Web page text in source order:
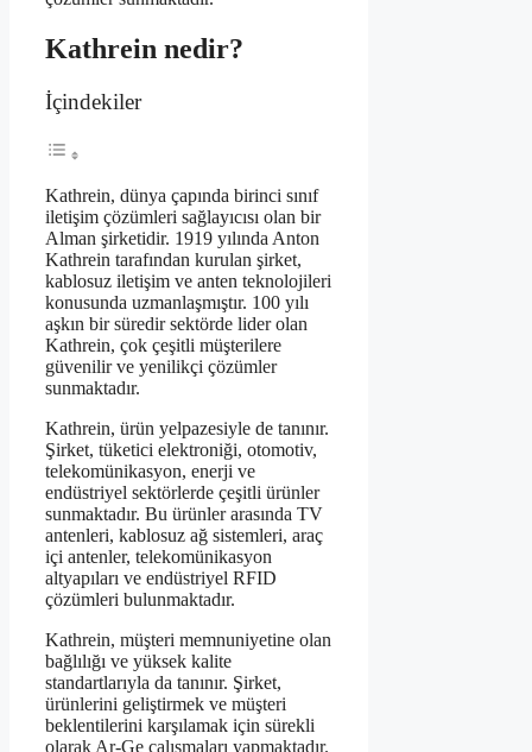
Kathrein nedir?
İçindekiler
Kathrein, dünya çapında birinci sınıf
iletişim çözümleri sağlayıcısı olan bir
Alman şirketidir. 1919 yılında Anton
Kathrein tarafından kurulan şirket,
kablosuz iletişim ve anten teknolojileri
konusunda uzmanlaşmıştır. 100 yılı
aşkın bir süredir sektörde lider olan
Kathrein, çok çeşitli müşterilere
güvenilir ve yenilikçi çözümler
sunmaktadır.
Kathrein, ürün yelpazesiyle de tanınır.
Şirket, tüketici elektroniği, otomotiv,
telekomünikasyon, enerji ve
endüstriyel sektörlerde çeşitli ürünler
sunmaktadır. Bu ürünler arasında TV
antenleri, kablosuz ağ sistemleri, araç
içi antenler, telekomünikasyon
altyapıları ve endüstriyel RFID
çözümleri bulunmaktadır.
Kathrein, müşteri memnuniyetine olan
bağlılığı ve yüksek kalite
standartlarıyla da tanınır. Şirket,
ürünlerini geliştirmek ve müşteri
beklentilerini karşılamak için sürekli
olarak Ar-Ge çalışmaları yapmaktadır.